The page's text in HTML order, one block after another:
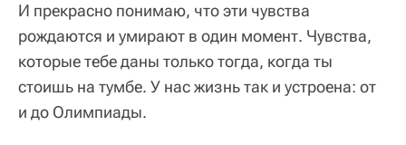
И прекрасно понимаю, что эти чувства
рождаются и умирают в один момент. Чувства,
которые тебе даны только тогда, когда ты
стоишь на тумбе. У нас жизнь так и устроена: от
и до Олимпиады.